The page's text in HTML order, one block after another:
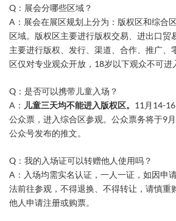
Q：展会分哪些区域？
A：展会在展区规划上分为：版权区和综合
区域。版权区主要进行版权交易、进出口贸
主要进行版权、发行、渠道、合作、推广、
区仅对专业观众开放，18岁以下观众不可进
Q：是否可以携带儿童入场？
A： 儿童三天均不能进入版权区。 11月14-
公众票，进入综合区参观。公众票务将于9
公众号发布的推文。
Q：我的入场证可以转赠他人使用吗？
A：入场均需实名认证，一人一证，如因申
法前往参观，不得退换、不得转让，请慎重
他人申请注册或购票。